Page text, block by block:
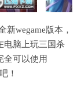
新wegame版本，
电脑上玩三国杀
全可以使用
！